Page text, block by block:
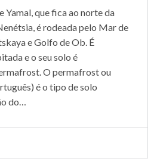
Yamal, que fica ao norte da
é rodeada pelo Mar de
e Golfo de Ob. É
e o seu solo é
O permafrost ou
é o tipo de solo
do…